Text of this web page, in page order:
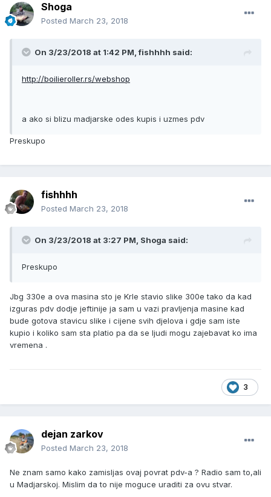
Shoga
Posted March 23, 2018
On 3/23/2018 at 1:42 PM, fishhhh said:
http://boilieroller.rs/webshop
a ako si blizu madjarske odes kupis i uzmes pdv
Preskupo
fishhhh
Posted March 23, 2018
On 3/23/2018 at 3:27 PM, Shoga said:
Preskupo
Jbg 330e a ova masina sto je Krle stavio slike 300e tako da kad
izguras pdv dodje jeftinije ja sam u vazi pravljenja masine kad
bude gotova stavicu slike i cijene svih djelova i gdje sam iste
kupio i koliko sam sta platio pa da se ljudi mogu zajebavat ko ima
vremena .
3
dejan zarkov
Posted March 23, 2018
Ne znam samo kako zamisljas ovaj povrat pdv-a ? Radio sam to,ali
u Madjarskoj. Mislim da to nije moguce uraditi za ovu stvar.